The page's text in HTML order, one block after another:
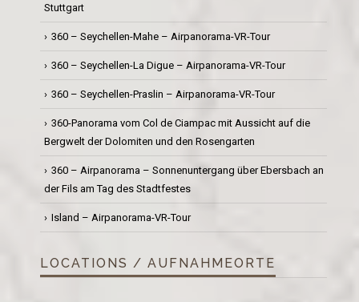
Stuttgart
360 – Seychellen-Mahe – Airpanorama-VR-Tour
360 – Seychellen-La Digue – Airpanorama-VR-Tour
360 – Seychellen-Praslin – Airpanorama-VR-Tour
360-Panorama vom Col de Ciampac mit Aussicht auf die
Bergwelt der Dolomiten und den Rosengarten
360 – Airpanorama – Sonnenuntergang über Ebersbach an
der Fils am Tag des Stadtfestes
Island – Airpanorama-VR-Tour
LOCATIONS / AUFNAHMEORTE